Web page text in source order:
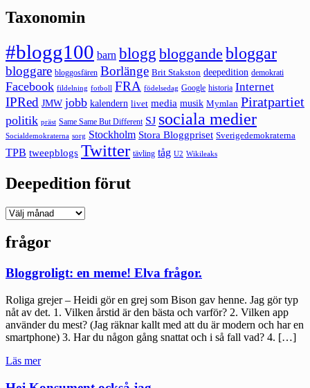
Taxonomin
#blogg100 barn blogg bloggande bloggar
bloggare bloggosfären Borlänge Brit Stakston deepedition demokrati
Facebook fildelning fotboll FRA födelsedag Google historia Internet
IPRed JMW jobb kalendern livet media musik Mymlan Piratpartiet
politik präst Same Same But Different SJ sociala medier
Socialdemokraterna sorg Stockholm Stora Bloggpriset Sverigedemokraterna
TPB tweepblogs Twitter tävling tåg U2 Wikileaks
Deepedition förut
Deepedition
frågor
Bloggroligt: en meme! Elva frågor.
Roliga grejer – Heidi gör en grej som Bison gav henne. Jag gör typ
nåt av det. 1. Vilken årstid är den bästa och varför? 2. Vilken app
använder du mest? (Jag räknar kallt med att du är modern och har en
smartphone) 3. Har du någon gång snattat och i så fall vad? 4. […]
Läs mer"Bloggroligt:
meme!